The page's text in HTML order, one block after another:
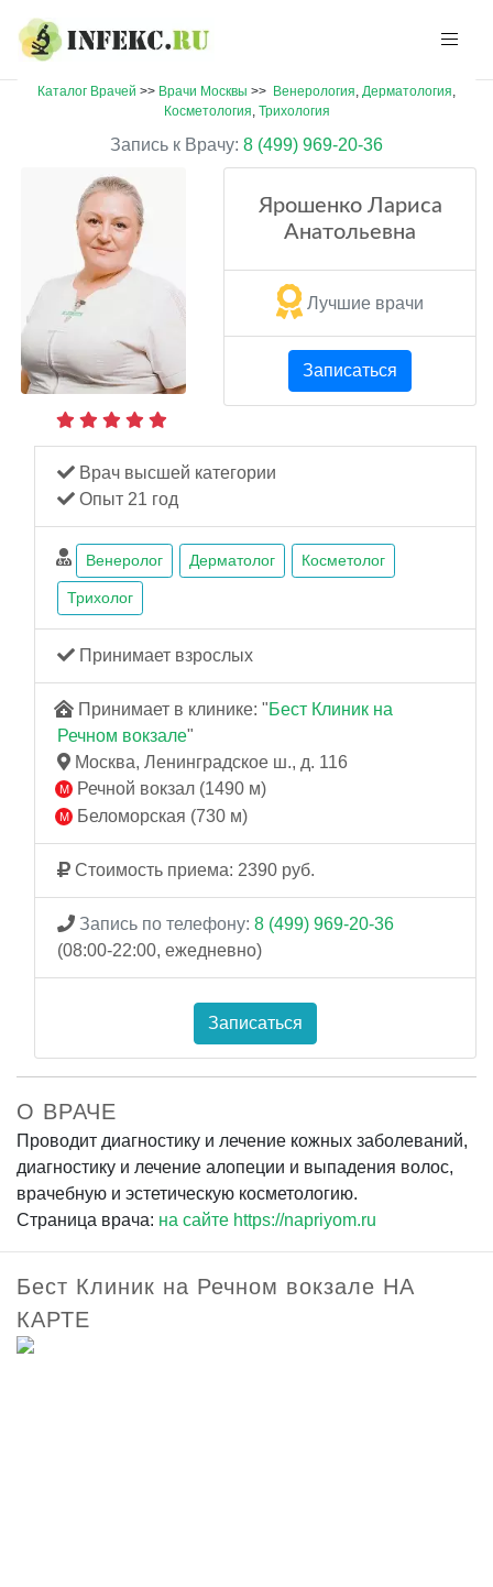
Каталог Врачей >> Врачи Москвы >> Венерология, Дерматология,
Косметология, Трихология
Запись к Врачу: 8 (499) 969-20-36
Ярошенко Лариса
Анатольевна
Лучшие врачи
Записаться
Врач высшей категории
Опыт 21 год
Венеролог Дерматолог Косметолог
Трихолог
Принимает взрослых
Принимает в клинике: "Бест Клиник на
Речном вокзале"
Москва, Ленинградское ш., д. 116
Речной вокзал (1490 м)
Беломорская (730 м)
Стоимость приема: 2390 руб.
Запись по телефону: 8 (499) 969-20-36
(08:00-22:00, ежедневно)
Записаться
О ВРАЧЕ
Проводит диагностику и лечение кожных заболеваний,
диагностику и лечение алопеции и выпадения волос,
врачебную и эстетическую косметологию.
Страница врача: на сайте https://napriyom.ru
Бест Клиник на Речном вокзале НА
КАРТЕ